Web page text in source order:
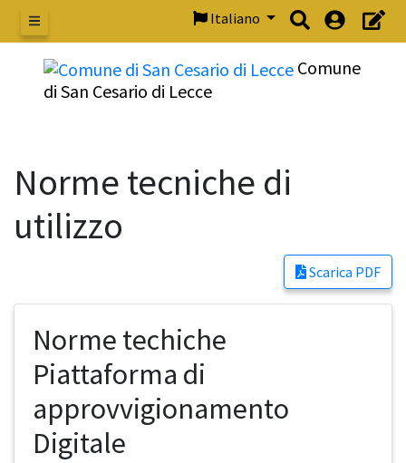
Menu
Italiano
Comune
di San Cesario di Lecce
Norme tecniche di
utilizzo
Scarica PDF
Norme techiche
Piattaforma di
approvvigionamento
Digitale